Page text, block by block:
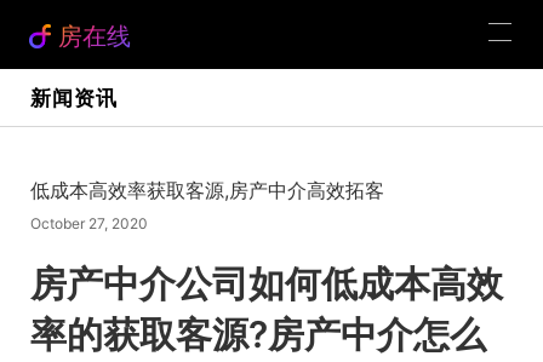
房在线
新闻资讯
低成本高效率获取客源,房产中介高效拓客
October 27, 2020
房产中介公司如何低成本高效
率的获取客源?房产中介怎么